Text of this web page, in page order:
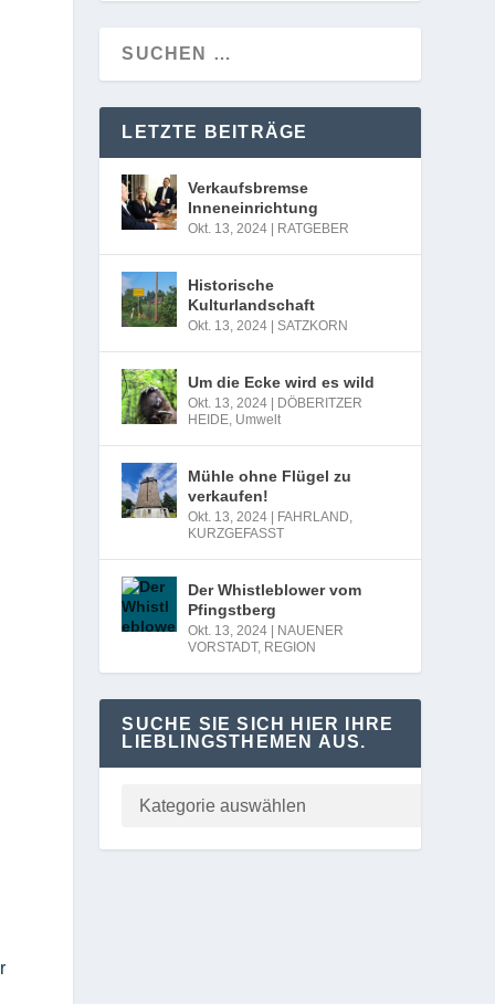
LETZTE BEITRÄGE
Verkaufsbremse
Inneneinrichtung
Okt. 13, 2024 RATGEBER
Historische
Kulturlandschaft
Okt. 13, 2024 |SATZKORN
Um die Ecke wird es wild
Okt. 13, 2024
DÖBERITZER
HEIDE, Umwelt
Mühle ohne Flügel zu
verkaufen!
Okt. 13, 2024 FAHRLAND,
KURZGEFASST
Der Whistleblower vom
Pfingstberg
Okt. 13, 2024
NAUENER
VORSTADT, REGION
SUCHE SIE SICH HIER IHRE
LIEBLINGSTHEMEN AUS.